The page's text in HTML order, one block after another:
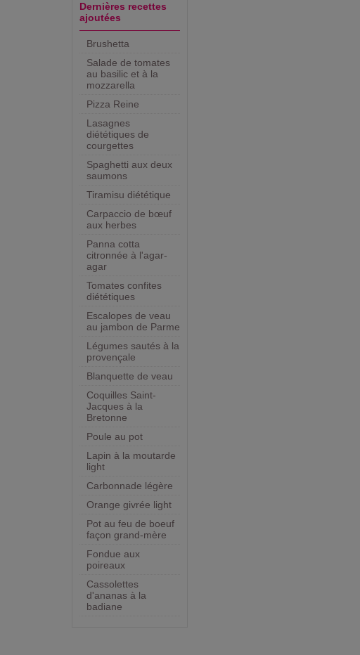
Dernières recettes
ajoutées
Brushetta
Salade de tomates
au basilic et à la
mozzarella
Pizza Reine
Lasagnes
diététiques de
courgettes
Spaghetti aux deux
saumons
Tiramisu diététique
Carpaccio de bœuf
aux herbes
Panna cotta
citronnée à l'agar-
agar
Tomates confites
diététiques
Escalopes de veau
au jambon de Parme
Légumes sautés à la
provençale
Blanquette de veau
Coquilles Saint-
Jacques à la
Bretonne
Poule au pot
Lapin à la moutarde
light
Carbonnade légère
Orange givrée light
Pot au feu de boeuf
façon grand-mère
Fondue aux
poireaux
Cassolettes
d'ananas à la
badiane